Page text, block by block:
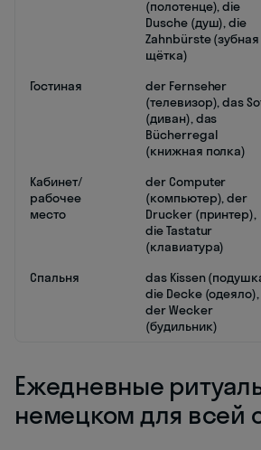
(полотенце), die
Dusche (душ), die
Zahnbürste (зубная
щётка)
Гостиная
der Fernseher
(телевизор), das
(диван), das
Bücherregal
(книжная полка)
Кабинет/
рабочее
место
der Computer
(компьютер), der
Drucker (принтер),
die Tastatur
(клавиатура)
Спальня
das Kissen
die Decke (одеяло),
der Wecker
(будильник)
Ежедневные
немецком для всей